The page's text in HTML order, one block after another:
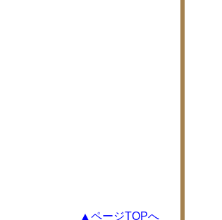
▲ページTOPへ